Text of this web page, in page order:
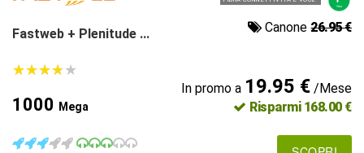
Fastweb + Plenitude ... Canone26.95 €
★★★★★
★★★★★
1000 Mega
In promo a 19.95 €/Mese
Risparmi 168.00 €